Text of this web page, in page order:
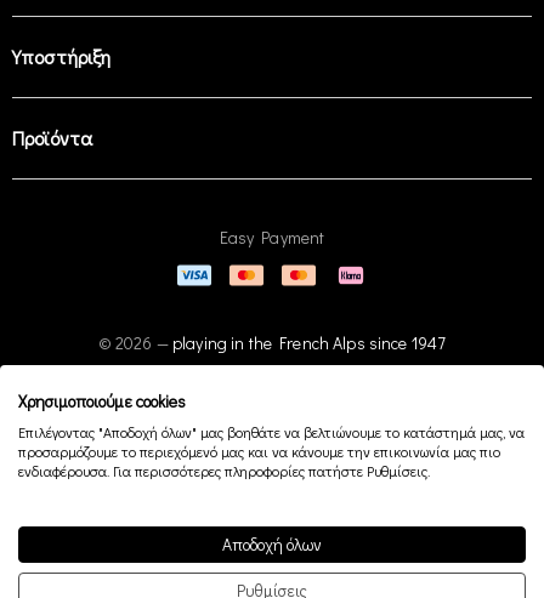
Υποστήριξη
Προϊόντα
Easy Payment
© 2026 — playing in the French Alps since 1947
Χρησιμοποιούμε cookies
Επιλέγοντας "Αποδοχή όλων" μας βοηθάτε να βελτιώνουμε το κατάστημά μας, να
προσαρμόζουμε το περιεχόμενό μας και να κάνουμε την επικοινωνία μας πιο
ενδιαφέρουσα. Για περισσότερες πληροφορίες πατήστε Ρυθμίσεις.
Αποδοχή όλων
Ρυθμίσεις